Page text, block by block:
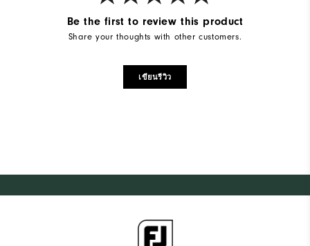
Be the first to review this product
Share your thoughts with other customers.
เขียนรีวิว